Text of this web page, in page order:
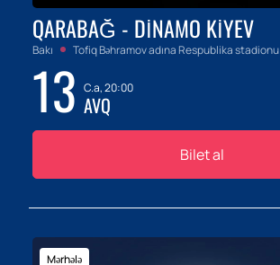
QARABAĞ - DINAMO KIYEV
Bakı Tofiq Bəhramov adına Respublika stadionu
13 C.a, 20:00
AVQ
Bilet al
Mərhələ